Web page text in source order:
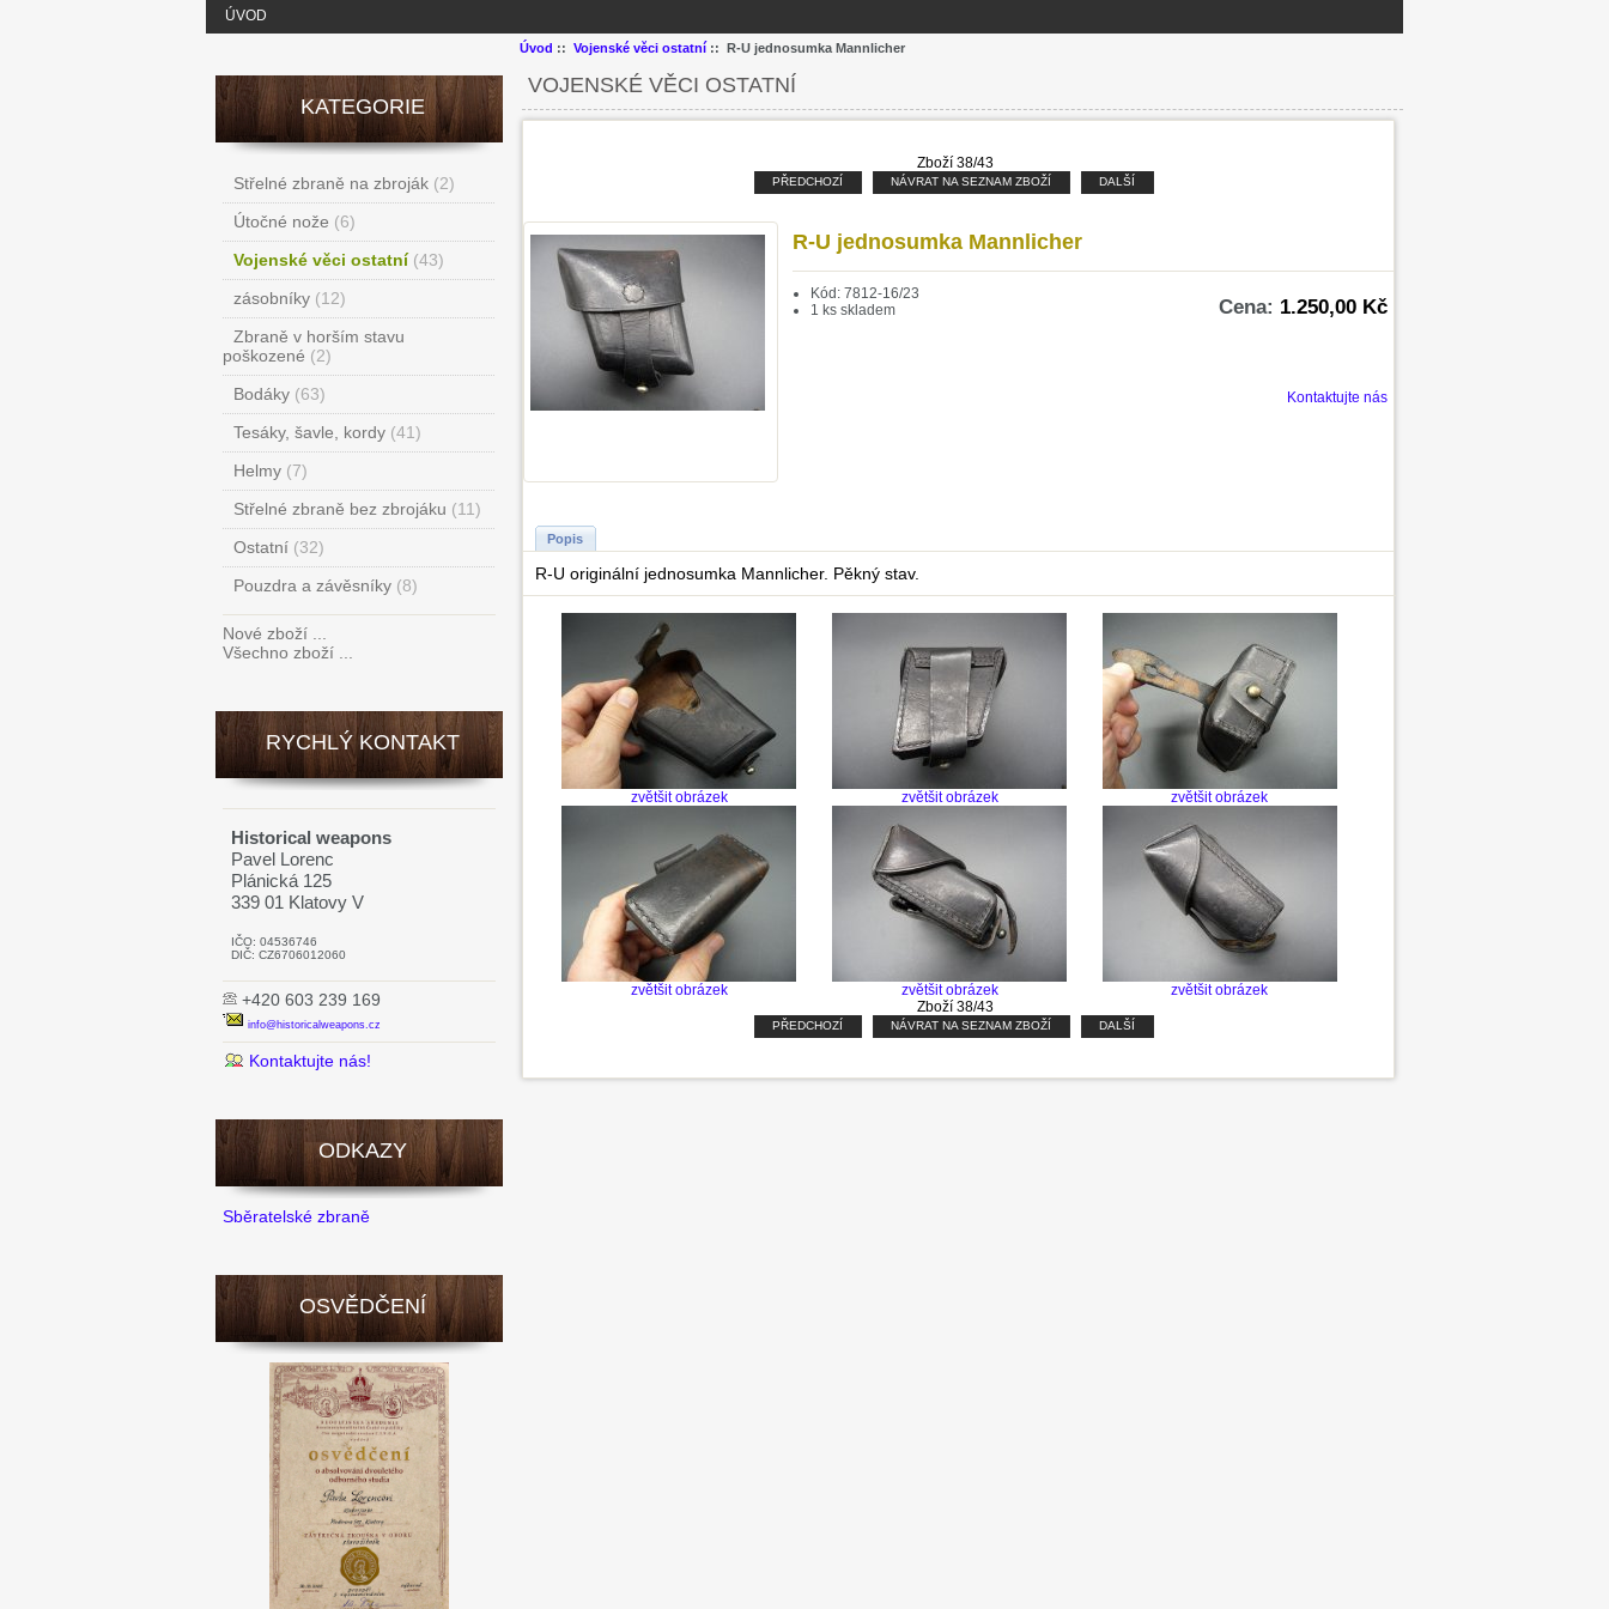
ÚVOD
KATEGORIE
Střelné zbraně na zbroják(2)
Útočné nože (6)
Vojenské věci ostatní(43)
zásobníky(12)
Zbraně v horším stavu
poškozené (2)
Bodáky(63)
Tesáky, šavle, kordy(41)
Helmy(7)
Střelné zbraně bez zbrojáku (11)
Ostatní(32)
Pouzdra a závěsníky(8)
Nové zboží ...
Všechno zboží ...
RYCHLÝ KONTAKT
Historical weapons
Pavel Lorenc
Plánická 125
339 01 Klatovy V
IČO: 04536746
DIČ: CZ6706012060
+420 603 239 169
info@historicalweapons.cz
Kontaktujte nás!
ODKAZY
Sběratelské zbraně
OSVĚDČENÍ
Úvod :: Vojenské věci ostatní:: R-U jednosumka Mannlicher
VOJENSKÉ VĚCI OSTATNÍ
Zboží 38/43
PŘEDCHOZÍ NÁVRAT NA SEZNAM ZBOŽÍ DALŠÍ
R-U jednosumka Mannlicher
Kód: 7812-16/23
1 ks skladem
Cena: 1.250,00 Kč
Kontaktujte nás
Popis
R-U originální jednosumka Mannlicher. Pěkný stav.
zvětšit obrázek zvětšit obrázek zvětšit obrázek
zvětšit obrázek zvětšit obrázek
zvětšit obrázek
Zboží 38/43
PŘEDCHOZÍ NÁVRAT NA SEZNAM ZBOŽÍ DALŠÍ